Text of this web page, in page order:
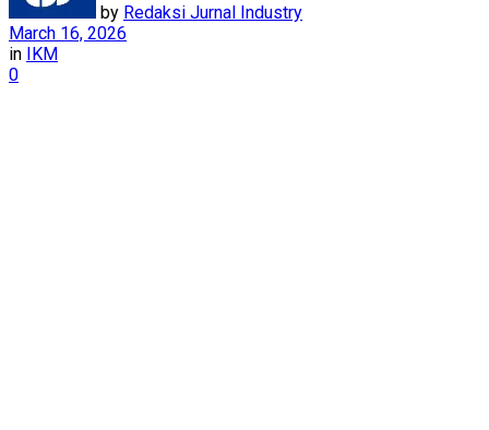
by Redaksi Jurnal Industry
March 16, 2026
in IKM
0